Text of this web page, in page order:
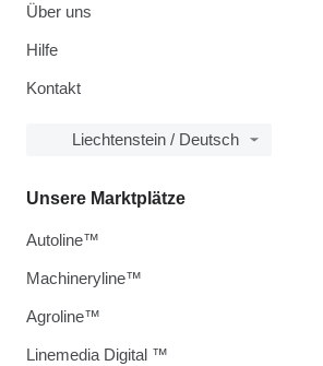
Über uns
Hilfe
Kontakt
Liechtenstein / Deutsch
Unsere Marktplätze
Autoline™
Machineryline™
Agroline™
Linemedia Digital ™